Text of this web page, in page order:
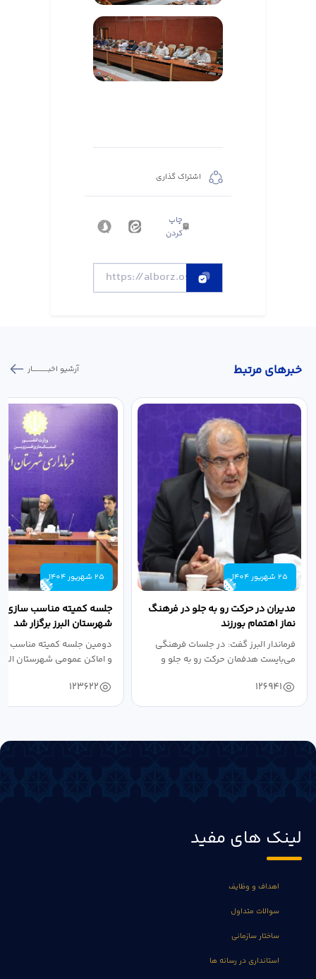
اشتراک گذاری
چاپ
کردن
خبر‌های مرتبط آرشیو اخبـــــــــــار
25 شهریور 1404
مدیران در حرکت رو به جلو در فرهنگ
نماز اهتمام بورزند
فرماندار البرز گفت: در جلسات فرهنگی
می‌بایست هدفمان حرکت رو به جلو و
126941
25 شهریور 1404
جلسه کمیته مناسب سازی
شهرستان البرز برگزار شد
دومین جلسه کمیته مناسب
و اماکن عمومی شهرستان
123622
لینک های مفید
اهداف و وظایف
سوالات متداول
ساختار سازمانی
استانداری در رسانه ها